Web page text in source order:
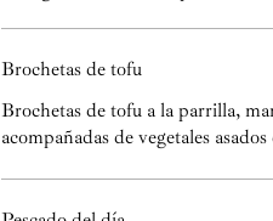
Brochetas de tofu
Brochetas de tofu a la parrilla,
acompañadas de vegetales